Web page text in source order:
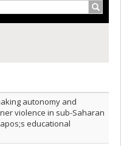
autonomy and
violence in sub-Saharan
educational